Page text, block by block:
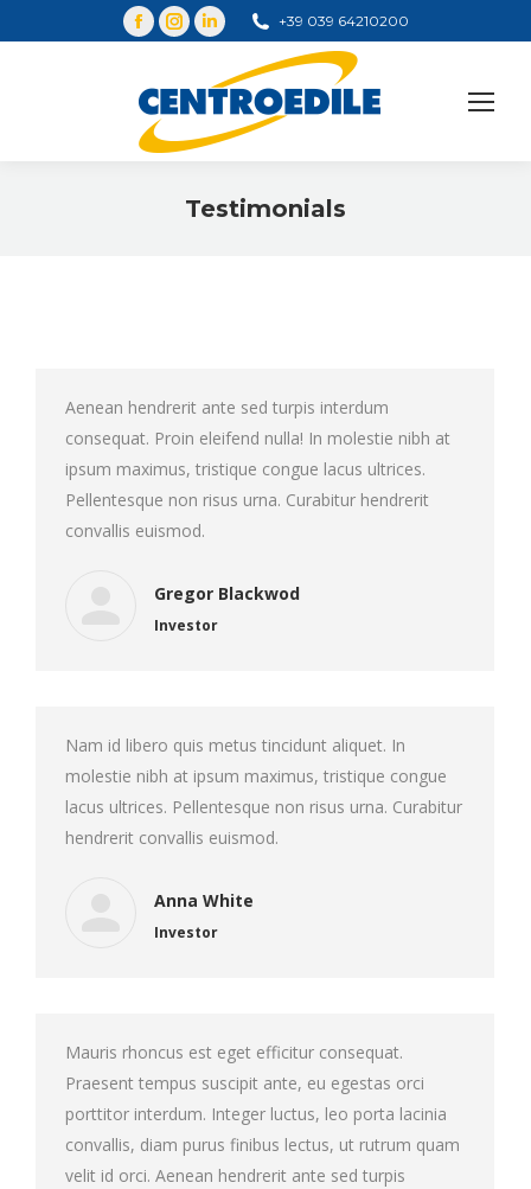
+39 039 64210200
Testimonials
Aenean hendrerit ante sed turpis interdum
consequat. Proin eleifend nulla! In molestie nibh at
ipsum maximus, tristique congue lacus ultrices.
Pellentesque non risus urna. Curabitur hendrerit
convallis euismod.
Gregor Blackwod
Investor
Nam id libero quis metus tincidunt aliquet. In
molestie nibh at ipsum maximus, tristique congue
lacus ultrices. Pellentesque non risus urna. Curabitur
hendrerit convallis euismod.
Anna White
Investor
Mauris rhoncus est eget efficitur consequat.
Praesent tempus suscipit ante, eu egestas orci
porttitor interdum. Integer luctus, leo porta lacinia
convallis, diam purus finibus lectus, ut rutrum quam
velit id orci. Aenean hendrerit ante sed turpis